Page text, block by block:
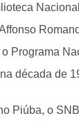
Programa
década de
Piúba, o